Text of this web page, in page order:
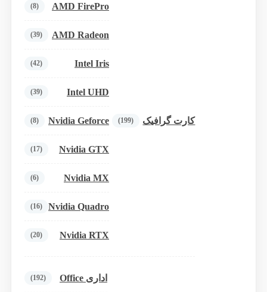
کارت گرافیک (199)
AMD FirePro
(8)
AMD Radeon
(39)
Intel Iris
(42)
Intel UHD
(39)
Nvidia Geforce
(8)
Nvidia GTX
(17)
Nvidia MX
(6)
Nvidia Quadro
(16)
Nvidia RTX
(20)
اداری Office (192)